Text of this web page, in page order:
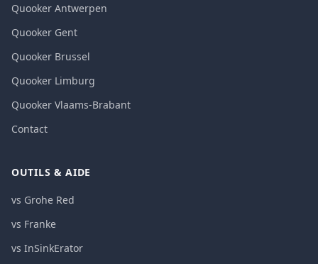
Quooker Antwerpen
Quooker Gent
Quooker Brussel
Quooker Limburg
Quooker Vlaams-Brabant
Contact
OUTILS & AIDE
vs Grohe Red
vs Franke
vs InSinkErator